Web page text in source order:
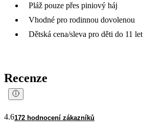
Pláž pouze přes piniový háj
Vhodné pro rodinnou dovolenou
Dětská cena/sleva pro děti do 11 let
Recenze
4.6172 hodnocení zákazníků